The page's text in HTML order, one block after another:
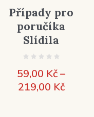
Případy pro
poručíka
Slídila
59,00 Kč –
219,00 KčRozpětí